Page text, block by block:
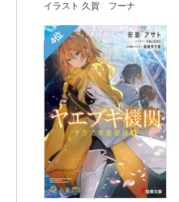
イラスト 久賀 フーナ
4位